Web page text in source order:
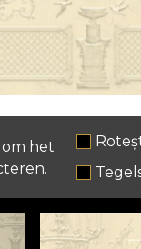
het